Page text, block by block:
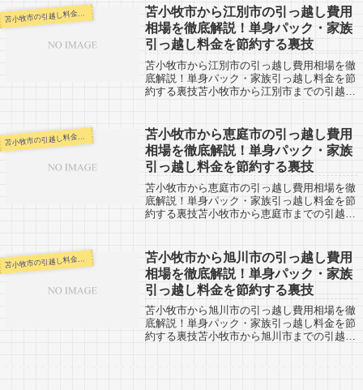
人も参考に。苫小牧市から帯広市へは約18...
苫小牧市の引越し料金・代金相場・見積り情報
苫小牧市から江別市の引っ越し費用
相場を徹底解説！単身パック・家族
引っ越し料金を節約する裏技
苫小牧市から江別市の引っ越し費用相場を徹
底解説！単身パック・家族引っ越し料金を節
約する裏技苫小牧市から江別市までの引越申
人も参考に。苫小牧市から江別市へは札幌
を...
苫小牧市の引越し料金・代金相場・見積り情報
苫小牧市から恵庭市の引っ越し費用
相場を徹底解説！単身パック・家族
引っ越し料金を節約する裏技
苫小牧市から恵庭市の引っ越し費用相場を徹
底解説！単身パック・家族引っ越し料金を節
約する裏技苫小牧市から恵庭市までの引越申
人も参考に。苫小牧市から恵庭市までは約
4...
苫小牧市の引越し料金・代金相場・見積り情報
苫小牧市から旭川市の引っ越し費用
相場を徹底解説！単身パック・家族
引っ越し料金を節約する裏技
苫小牧市から旭川市の引っ越し費用相場を徹
底解説！単身パック・家族引っ越し料金を節
約する裏技苫小牧市から旭川市までの引越申